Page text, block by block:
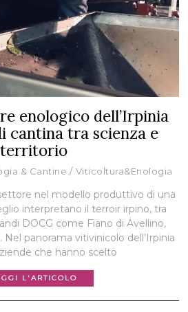
enologico dell’Irpinia
cantina tra scienza e
territorio
& Cantine / Viticoltura&Enologia
nel modello produttivo di una
interpretano il terroir irpino, tra
DOCG come Fiano di Avellino,
Nel panorama vitivinicolo dell’Irpinia
che hanno scelto
L'ARTICOLO